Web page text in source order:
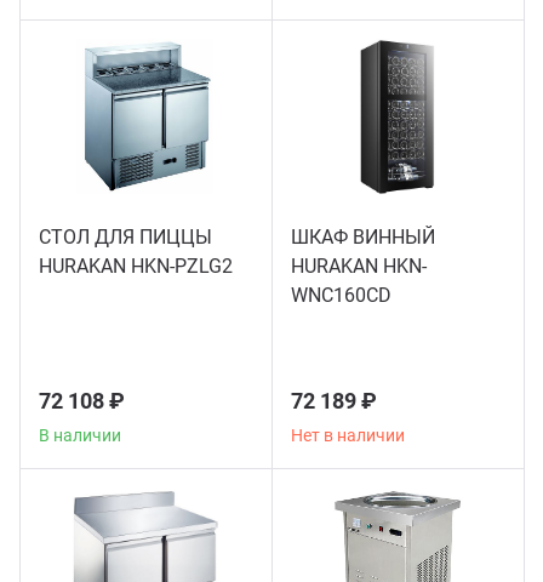
СТОЛ ДЛЯ ПИЦЦЫ
HURAKAN HKN-PZLG2
72 108 ₽
В наличии
ШКАФ ВИННЫЙ
HURAKAN HKN-
WNC160CD
72 189 ₽
Нет в наличии